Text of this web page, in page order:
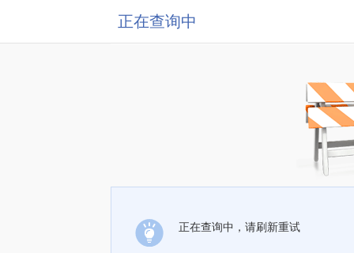
正在查询中
正在查询中，请刷新重试